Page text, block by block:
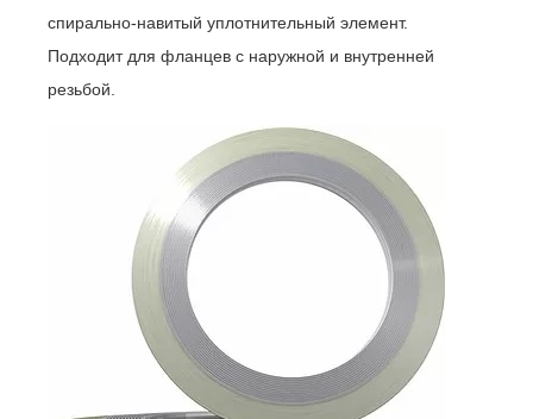
спирально-навитый уплотнительный элемент.
Подходит для фланцев с наружной и внутренней
резьбой.